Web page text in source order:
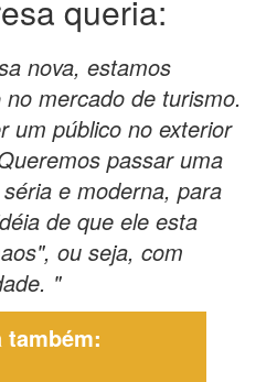
queria:
nova, estamos
mercado de turismo.
um público no exterior
passar uma
e moderna, para
de que ele esta
ou seja, com
"
também: